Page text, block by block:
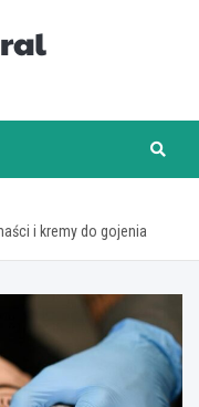
i kremy do gojenia